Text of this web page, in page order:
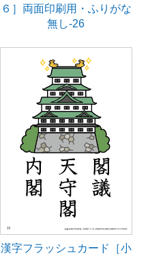
６］両面印刷用・ふりがな
無し-26
漢字フラッシュカード［小